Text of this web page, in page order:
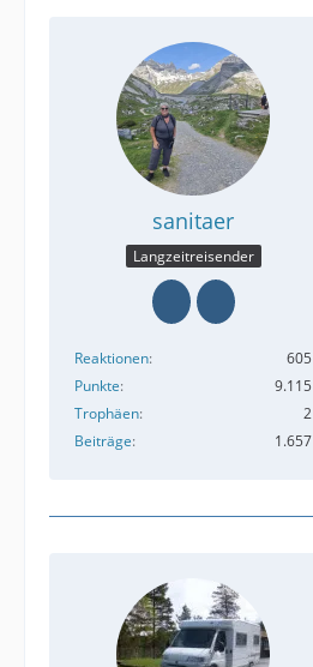
sanitaer
Langzeitreisender
Reaktionen
605
Punkte
9.115
Trophäen
2
Beiträge
1.657